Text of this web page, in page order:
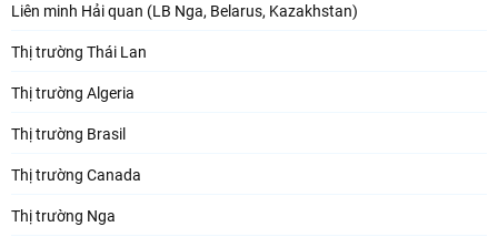
Liên minh Hải quan (LB Nga, Belarus, Kazakhstan)
Thị trường Thái Lan
Thị trường Algeria
Thị trường Brasil
Thị trường Canada
Thị trường Nga